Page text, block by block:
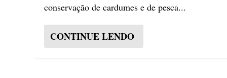
conservação de cardumes e de pesca...
CONTINUE LENDO